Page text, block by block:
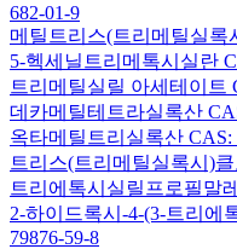
682-01-9
메틸트리스(트리메틸실록
5-헥세닐트리메톡시실란
트리메틸실릴 아세테이트
데카메틸테트라실록산
옥타메틸트리실록산 CAS:
트리스(트리메틸실록시)
트리에톡시실릴프로필말
2-하이드록시-4-(3-트리에
79876-59-8